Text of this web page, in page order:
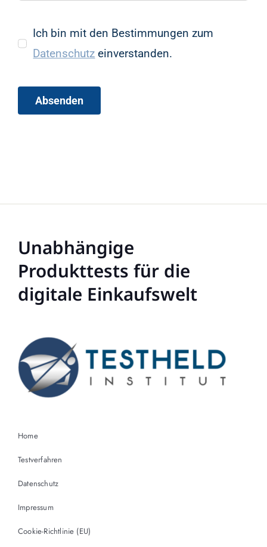
Ich bin mit den Bestimmungen zum
Datenschutz einverstanden.
Absenden
Unabhängige
Produkttests für die
digitale Einkaufswelt
Home
Testverfahren
Datenschutz
Impressum
Cookie-Richtlinie (EU)